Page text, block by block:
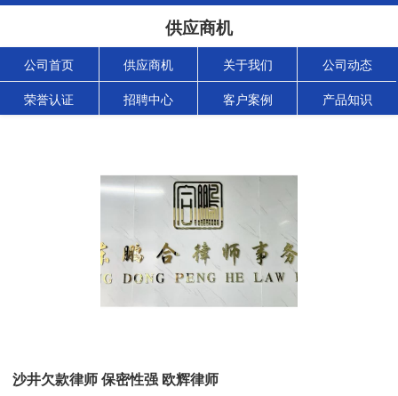
供应商机
公司首页 供应商机 关于我们 公司动态
荣誉认证 招聘中心 客户案例 产品知识
沙井欠款律师 保密性强 欧辉律师